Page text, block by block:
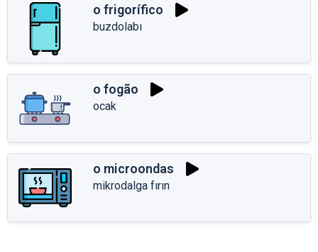
o frigorífico
buzdolabı
o fogão
ocak
o microondas
mikrodalga fırın